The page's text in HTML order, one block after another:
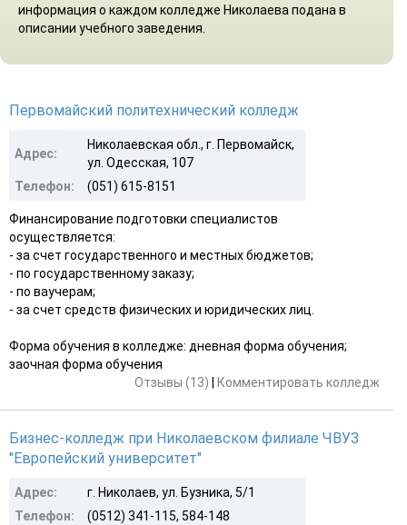
информация о каждом колледже Николаева подана в
описании учебного заведения.
Первомайский политехнический колледж
Адрес:
Николаевская обл., г. Первомайск,
ул. Одесская, 107
Телефон:
(051) 615-8151
Финансирование подготовки специалистов
осуществляется:
- за счет государственного и местных бюджетов;
- по государственному заказу;
- по ваучерам;
- за счет средств физических и юридических лиц.
Форма обучения в колледже: дневная форма обучения;
заочная форма обучения
Отзывы (13)
Комментировать колледж
Бизнес-колледж при Николаевском филиале ЧВУЗ
"Европейский университет"
Адрес:
г. Николаев, ул. Бузника, 5/1
Телефон:
(0512) 341-115, 584-148